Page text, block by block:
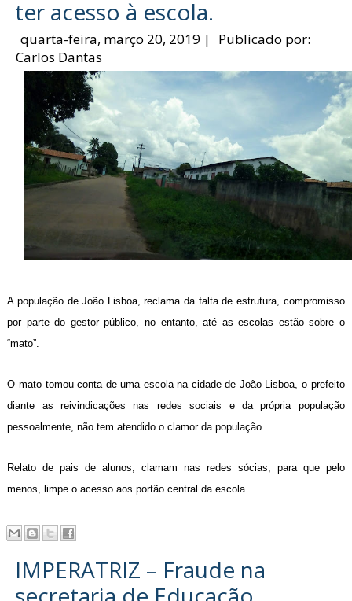
ter acesso à escola.
quarta-feira, março 20, 2019 |
Publicado por:
Carlos Dantas
A população de João Lisboa, reclama da falta de estrutura, compromisso
por parte do gestor público, no entanto, até as escolas estão sobre o
“mato”.
O mato tomou conta de uma escola na cidade de João Lisboa, o prefeito
diante as reivindicações nas redes sociais e da própria população
pessoalmente, não tem atendido o clamor da população.
Relato de pais de alunos, clamam nas redes sócias, para que pelo
menos, limpe o acesso aos portão central da escola.
IMPERATRIZ – Fraude na